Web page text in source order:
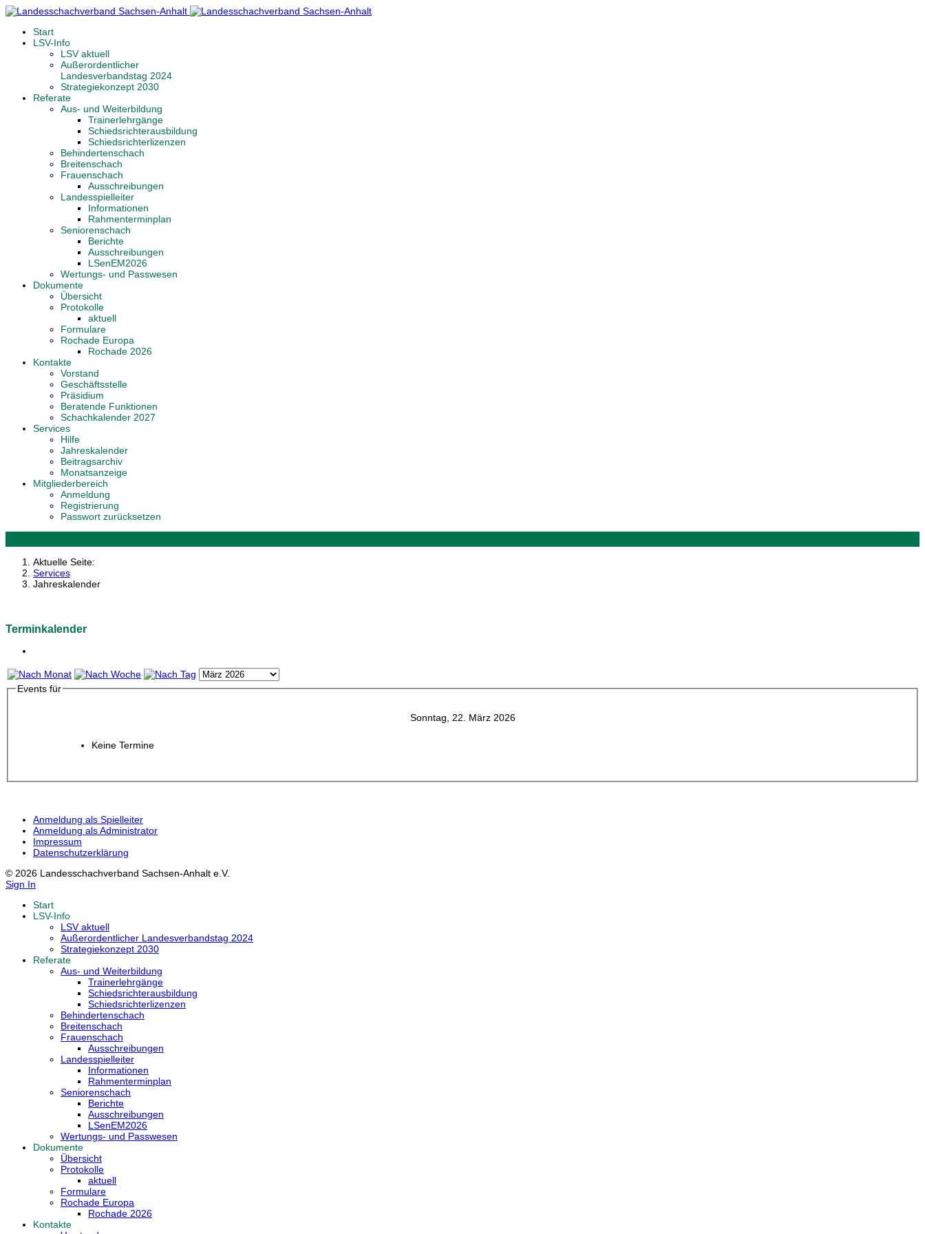
Start
LSV-Info
LSV aktuell
Außerordentlicher
Landesverbandstag 2024
Strategiekonzept 2030
Referate
Aus- und Weiterbildung
Trainerlehrgänge
Schiedsrichterausbildung
Schiedsrichterlizenzen
Behindertenschach
Breitenschach
Frauenschach
Ausschreibungen
Landesspielleiter
Informationen
Rahmenterminplan
Seniorenschach
Berichte
Ausschreibungen
LSenEM2026
Wertungs- und Passwesen
Dokumente
Übersicht
Protokolle
aktuell
Formulare
Rochade Europa
Rochade 2026
Kontakte
Vorstand
Geschäftsstelle
Präsidium
Beratende Funktionen
Schachkalender 2027
Services
Hilfe
Jahreskalender
Beitragsarchiv
Monatsanzeige
Mitgliederbereich
Anmeldung
Registrierung
Passwort zurücksetzen
Aktuelle Seite:
Services
Jahreskalender
Terminkalender
Events für
Sonntag, 22. März 2026
Keine Termine
Anmeldung als Spielleiter
Anmeldung als Administrator
Impressum
Datenschutzerklärung
© 2026 Landesschachverband Sachsen-Anhalt e.V.
Sign In
Start
LSV-Info
LSV aktuell
Außerordentlicher Landesverbandstag 2024
Strategiekonzept 2030
Referate
Aus- und Weiterbildung
Trainerlehrgänge
Schiedsrichterausbildung
Schiedsrichterlizenzen
Behindertenschach
Breitenschach
Frauenschach
Ausschreibungen
Landesspielleiter
Informationen
Rahmenterminplan
Seniorenschach
Berichte
Ausschreibungen
LSenEM2026
Wertungs- und Passwesen
Dokumente
Übersicht
Protokolle
aktuell
Formulare
Rochade Europa
Rochade 2026
Kontakte